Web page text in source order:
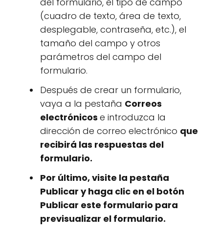
(cuadro de texto, área de texto,
desplegable, contraseña, etc.), el
tamaño del campo y otros
parámetros del campo del
formulario.
Después de crear un formulario,
vaya a la pestaña Correos
electrónicos e introduzca la
dirección de correo electrónico que
recibirá las respuestas del
formulario.
Por último, visite la pestaña
Publicar y haga clic en el botón
Publicar este formulario para
previsualizar el formulario.